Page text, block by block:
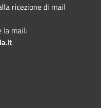
ricezione di mail
la mail: